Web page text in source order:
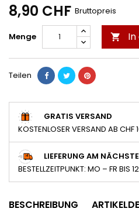
8,90 CHF Bruttopreis
Menge 
Teilen
GRATIS VERSAND
KOSTENLOSER VERSAND AB CHF
LIEFERUNG AM
BESTELLZEITPUNKT: MO – FR BIS
BESCHREIBUNG